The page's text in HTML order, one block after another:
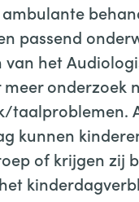
passend
van het
onderzoek
taalproblemen.
kunnen
of krijgen zij